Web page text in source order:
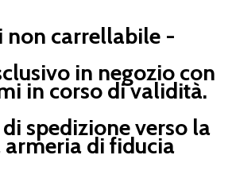
non carrellabile -
in negozio con
in corso di validità.
spedizione verso la
di fiducia